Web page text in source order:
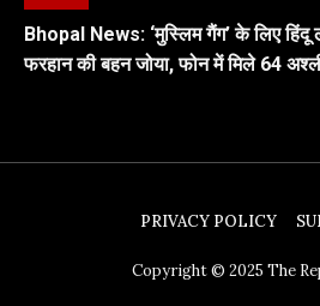
Bhopal News: ‘मुस्लिम गैंग’ के लिए हिंदू
फरहान की बहन जोया, फोन में मिले 64
PRIVACY POLICY
Copyright © 2025 The